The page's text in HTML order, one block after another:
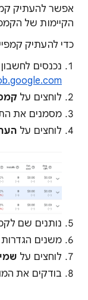
אפשר להעתיק
הקיימות של
כדי להעתיק
נכנסים לחשבון AdMob בכתובת
לוחצים על
מסמנים את
לוחצים על
נותנים שם
משנים הגדרות
לוחצים על
בודקים את